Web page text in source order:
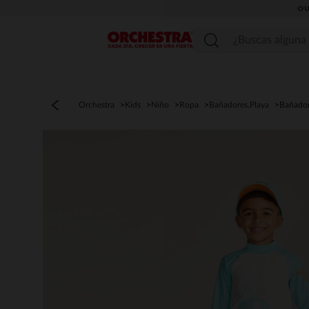
Menú
Orchestra Kids Niño Ropa Bañadores,Playa